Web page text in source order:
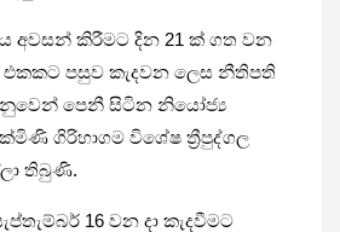
අවසන් කිරීමට දින 21 ක් ගත වන
පසුව කැදවන ලෙස නීතිපති
පෙනී සිටින නියෝජ්‍ය
ගිරිහාගම විශේෂ ත්‍රීපුද්ගල
තිබුණි.
16 වන දා කැදවීමට